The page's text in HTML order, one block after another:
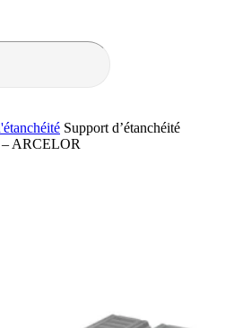
Support d’étanchéité
– ARCELOR